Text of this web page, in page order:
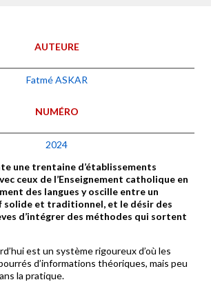
AUTEURE
Fatmé ASKAR
NUMÉRO
2024
une trentaine d’établissements
ceux de l’Enseignement catholique en
des langues y oscille entre un
et traditionnel, et le désir des
d’intégrer des méthodes qui sortent
est un système rigoureux d’où les
d’informations théoriques, mais peu
la pratique.